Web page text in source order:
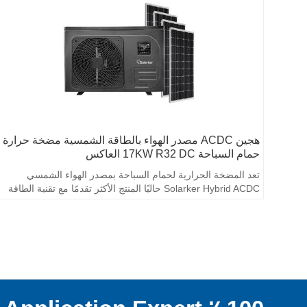
هجين ACDC مصدر الهواء بالطاقة الشمسية مضخة حرارة
حمام السباحة 17KW R32 DC العاكس
تعد المضخة الحرارية لحمام السباحة بمصدر الهواء الشمسي
Solarker Hybrid ACDC حاليًا المنتج الأكثر تقدمًا مع تقنية الطاقة